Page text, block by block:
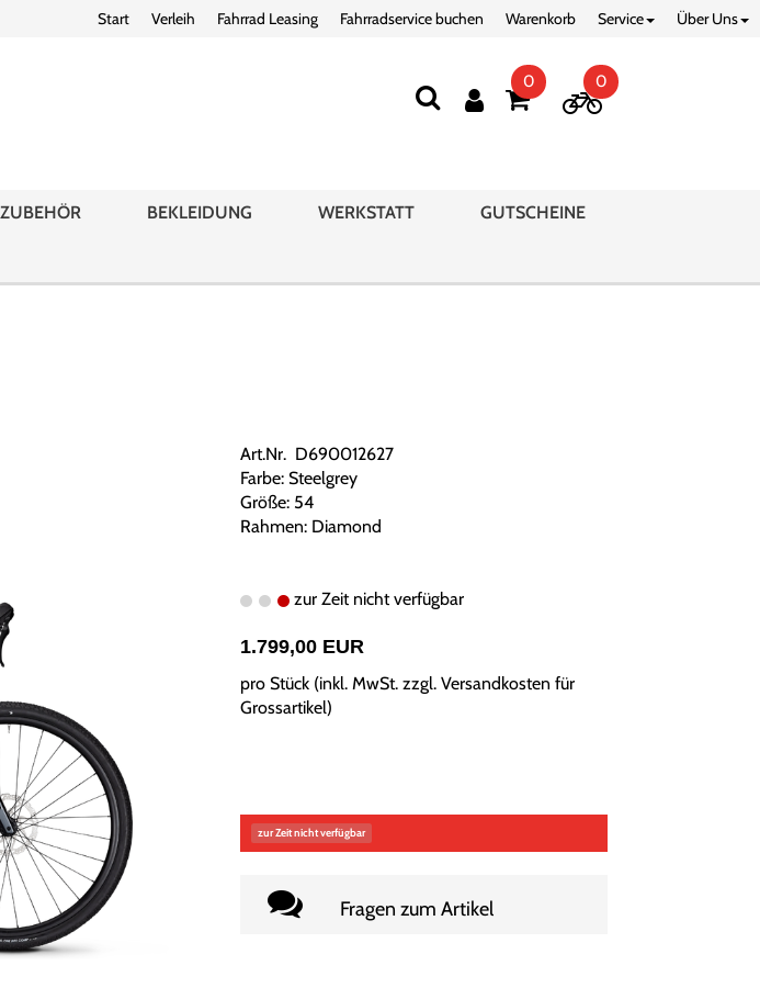
Start Verleih Fahrrad Leasing Fahrradservice buchen Warenkorb Service Über Uns
0 0
BEKLEIDUNG WERKSTATT GUTSCHEINE
Art.Nr. D690012627
Farbe: Steelgrey
Größe: 54
Rahmen: Diamond
zur Zeit nicht verfügbar
1.799,00 EUR
pro Stück (inkl. MwSt. zzgl. Versandkosten für
Grossartikel)
zur Zeit nicht verfügbar
Fragen zum Artikel